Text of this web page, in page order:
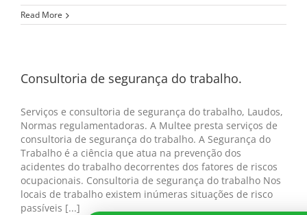
Read More
Consultoria de segurança do trabalho.
Serviços e consultoria de segurança do trabalho, Laudos,
Normas regulamentadoras. A Multee presta serviços de
consultoria de segurança do trabalho. A Segurança do
Trabalho é a ciência que atua na prevenção dos
acidentes do trabalho decorrentes dos fatores de riscos
ocupacionais. Consultoria de segurança do trabalho Nos
locais de trabalho existem inúmeras situações de risco
passíveis [...]